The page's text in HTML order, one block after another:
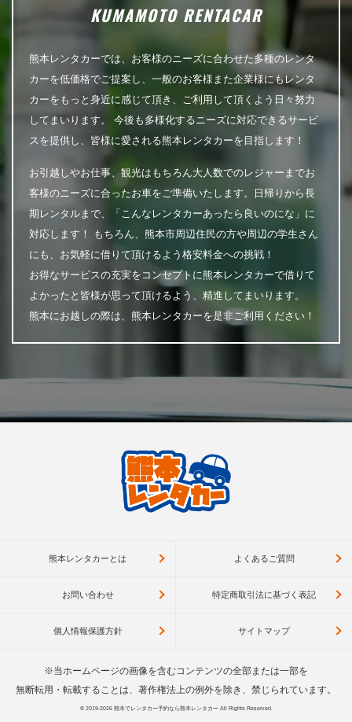
KUMAMOTO RENTACAR
熊本レンタカーでは、お客様のニーズに合わせた多種のレンタ
カーを低価格でご提案し、一般のお客様また企業様にもレンタ
カーをもっと身近に感じて頂き、ご利用して頂くよう日々努力
してまいります。 今後も多様化するニーズに対応できるサービ
スを提供し、皆様に愛される熊本レンタカーを目指します！
お引越しやお仕事、観光はもちろん大人数でのレジャーまでお
客様のニーズに合ったお車をご準備いたします。日帰りから長
期レンタルまで、「こんなレンタカーあったら良いのにな」に
対応します！ もちろん、熊本市周辺住民の方や周辺の学生さん
にも、お気軽に借りて頂けるよう格安料金への挑戦！
お得なサービスの充実をコンセプトに熊本レンタカーで借りて
よかったと皆様が思って頂けるよう、精進してまいります。
熊本にお越しの際は、熊本レンタカーを是非ご利用ください！
熊本レンタカーとは よくあるご質問
お問い合わせ 特定商取引法に基づく表記
個人情報保護方針 サイトマップ
※当ホームページの画像を含むコンテンツの全部または一部を
無断転用・転載することは、著作権法上の例外を除き、禁じられています。
© 2019-2026 熊本でレンタカー予約なら熊本レンタカーAll Rights Reserved.